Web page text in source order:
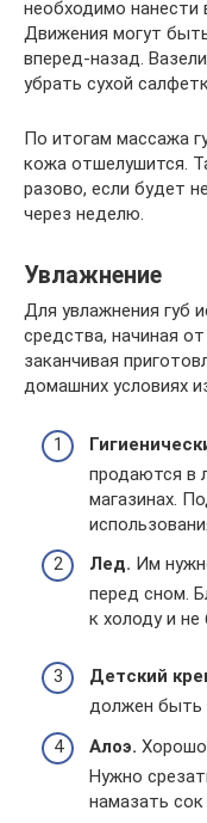
необходимо нанести
Движения могут
вперед-назад.
убрать сухой
По итогам массажа
кожа отшелушится.
разово, если будет
через неделю.
Увлажнение
Для увлажнения губ
средства, начиная
заканчивая
домашних условиях
продаются в
магазинах.
Лед. Им
перед сном.
к холоду и
Детский
должен быть
Алоэ.
Нужно
намазать